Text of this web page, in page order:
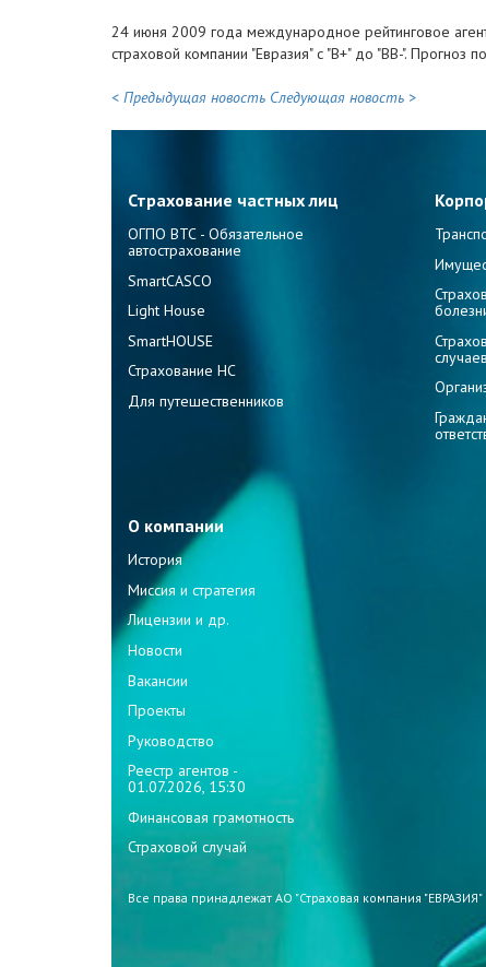
24 июня 2009 года международное рейтинговое
страховой компании "Евразия" с "В+" до "BB-".
< Предыдущая новость Следующая новость >
Страхование частных лиц
ОГПО ВТС - Обязательное
автострахование
SmartCASCO
Light House
SmartHOUSE
Страхование НС
Для путешественников
случаев
О компании
История
Миссия и стратегия
Лицензии и др.
Новости
Вакансии
Проекты
Руководство
Реестр агентов -
01.07.2026, 15:30
Финансовая грамотность
Страховой случай
Все права принадлежат АО "Страховая компания "ЕВРАЗИЯ"